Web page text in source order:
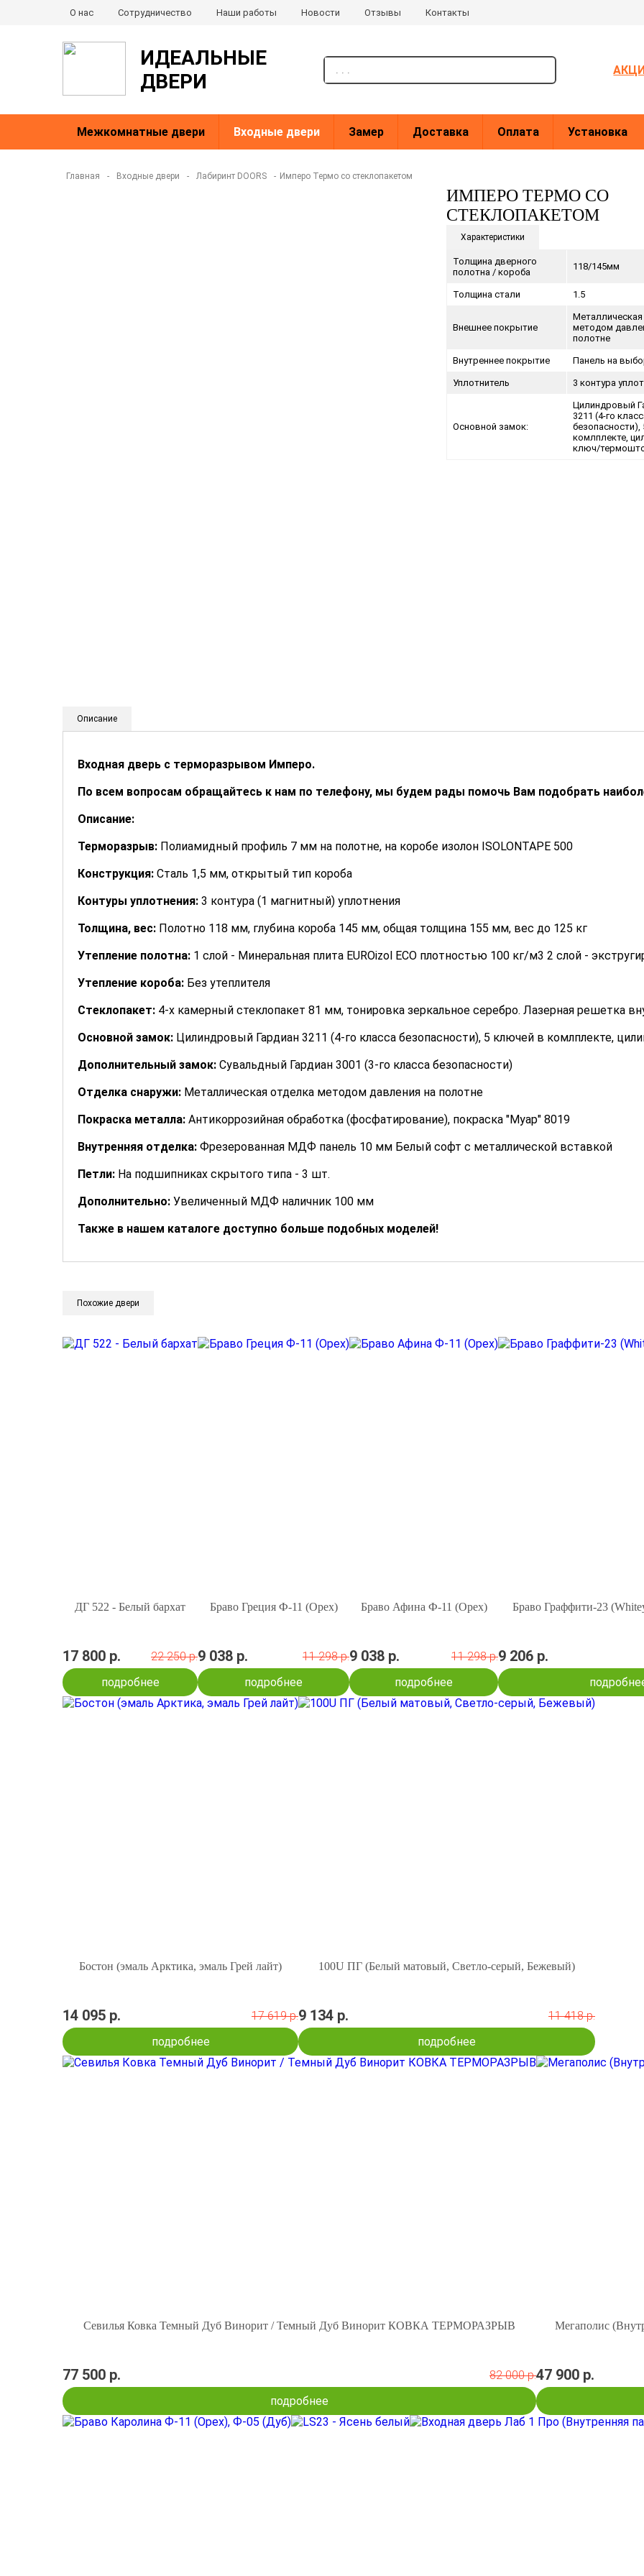
О нас Сотрудничество Наши работы Новости Отзывы Контакты
ИДЕАЛЬНЫЕ
ДВЕРИ
поиск
Межкомнатные двери Входные двери Замер Доставка Оплата Установка
Главная - Входные двери - Лабиринт DOORS - Имперо Термо со стеклопакетом
ИМПЕРО ТЕРМО СО
СТЕКЛОПАКЕТОМ
Характеристики
Толщина дверного
полотна / короба
118/145мм
Толщина стали 1.5
Внешнее покрытие
Металлическая
методом
полотне
Внутреннее покрытие Панель на
Уплотнитель 3 контура
Основной замок:
Цилиндровый
3211 (4-го
безопасности),
комлплекте,
ключ/
Описание
Входная дверь с терморазрывом Имперо.
По всем вопросам обращайтесь к нам по телефону, мы будем рады помочь Вам подобрать
Описание:
Терморазрыв: Полиамидный профиль 7 мм на полотне, на коробе изолон ISOLONTAPE 500
Конструкция: Сталь 1,5 мм, открытый тип короба
Контуры уплотнения: 3 контура (1 магнитный) уплотнения
Толщина, вес: Полотно 118 мм, глубина короба 145 мм, общая толщина 155 мм, вес до 125 кг
Утепление полотна: 1 слой - Минеральная плита EUROizol ECO плотностью 100 кг/м3 2 слой -
Утепление короба: Без утеплителя
Стеклопакет: 4-х камерный стеклопакет 81 мм, тонировка зеркальное серебро. Лазерная решетка
Основной замок: Цилиндровый Гардиан 3211 (4-го класса безопасности), 5 ключей в комлплекте,
Дополнительный замок: Сувальдный Гардиан 3001 (3-го класса безопасности)
Отделка снаружи: Металлическая отделка методом давления на полотне
Покраска металла: Антикоррозийная обработка (фосфатирование), покраска "Муар" 8019
Внутренняя отделка: Фрезерованная МДФ панель 10 мм Белый софт с металлической вставкой
Петли: На подшипниках скрытого типа - 3 шт.
Дополнительно: Увеличенный МДФ наличник 100 мм
Также в нашем каталоге доступно больше подобных моделей!
Похожие двери
ДГ 522 - Белый бархат
17 800 р.
22 250 р.
подробнее
Браво Греция Ф-11 (Орех)
9 038 р.
11 298 р.
подробнее
Браво Афина Ф-11 (Орех)
9 038 р.
11 298 р.
подробнее
Браво Граффити-23
9 206 р.
Бостон (эмаль Арктика, эмаль Грей лайт)
14 095 р.
17 619 р.
подробнее
100U ПГ (Белый матовый, Светло-серый, Бежевый)
9 134 р.
11 418 р.
подробнее
Севилья Ковка Темный Дуб Винорит / Темный Дуб Винорит КОВКА ТЕРМОРАЗРЫВ
77 500 р.
82 000 р.
подробнее
Мегаполис
47 900 р.